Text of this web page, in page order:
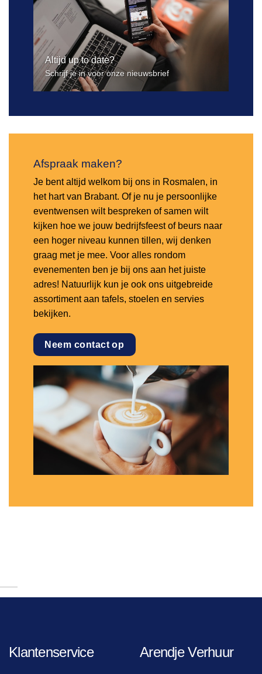
Altijd up to date?
Schrijf je in voor onze nieuwsbrief
Afspraak maken?
Je bent altijd welkom bij ons in Rosmalen, in
het hart van Brabant. Of je nu je persoonlijke
eventwensen wilt bespreken of samen wilt
kijken hoe we jouw bedrijfsfeest of beurs naar
een hoger niveau kunnen tillen, wij denken
graag met je mee. Voor alles rondom
evenementen ben je bij ons aan het juiste
adres! Natuurlijk kun je ook ons uitgebreide
assortiment aan tafels, stoelen en servies
bekijken.
Neem contact op
Klantenservice Arendje Verhuur